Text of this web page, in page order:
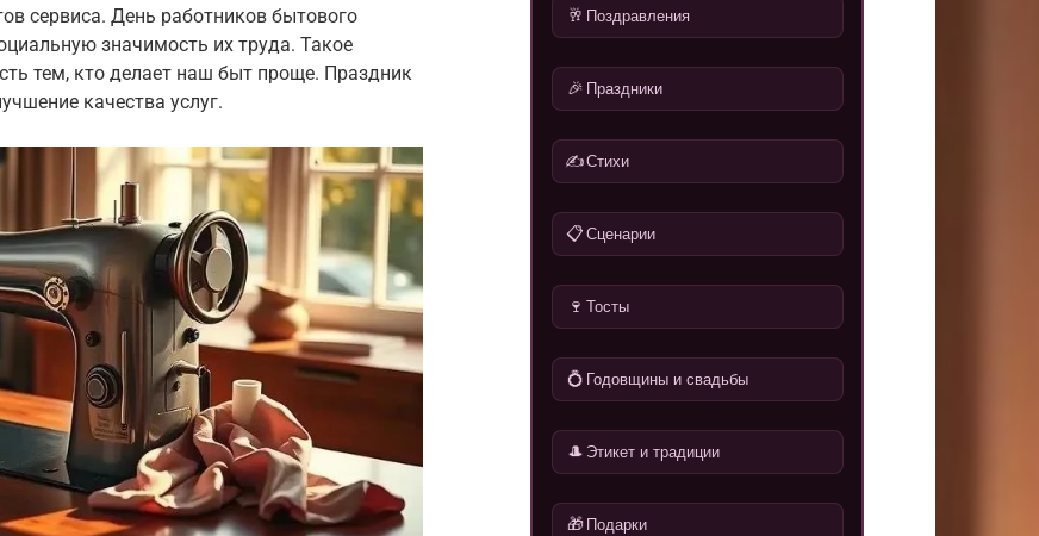
сервиса. День работников бытового
значимость их труда. Такое
тем, кто делает наш быт проще. Праздник
качества услуг.
🥂 Поздравления
🎉 Праздники
✍️Стихи
📋 Сценарии
🍷 Тосты
💍 Годовщины и свадьбы
🎩 Этикет и традиции
🎁 Подарки